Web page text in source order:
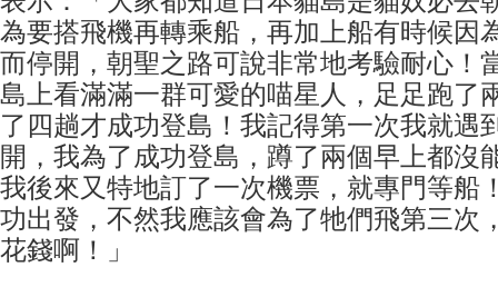
為要搭飛機再轉乘船，再加上船有時候因
而停開，朝聖之路可說非常地考驗耐心！
島上看滿滿一群可愛的喵星人，足足跑了
了四趟才成功登島！我記得第一次我就遇
開，我為了成功登島，蹲了兩個早上都沒
我後來又特地訂了一次機票，就專門等船
功出發，不然我應該會為了牠們飛第三次
花錢啊！」